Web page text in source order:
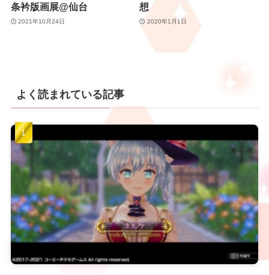
条衿版画展@仙台
2021年10月24日
想
2020年1月1日
よく読まれている記事